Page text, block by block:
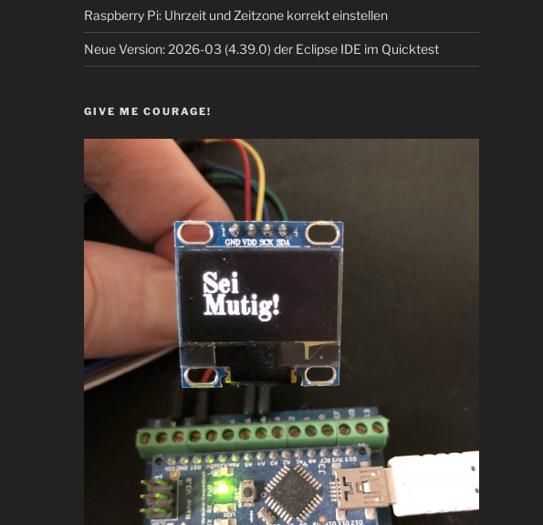
Raspberry Pi: Uhrzeit und Zeitzone korrekt einstellen
Neue Version: 2026-03 (4.39.0) der Eclipse IDE im Quicktest
GIVE ME COURAGE!